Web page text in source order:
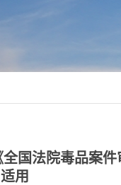
国法院毒品案
用